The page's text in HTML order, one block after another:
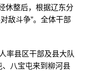
休整后，根据辽东分
敌斗争”。全体干部
率县区干部及县大队
八宝屯来到柳河县